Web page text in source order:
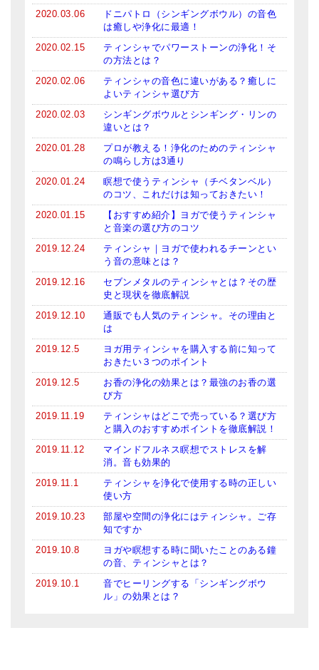
About Us
メールお便り登録
LINEお友だち登録
特商法の表記
2020.03.06
ドニパトロ（シンギングボウル）の音色
は癒しや浄化に最適！
2020.02.15
ティンシャでパワーストーンの浄化！そ
の方法とは？
2020.02.06
ティンシャの音色に違いがある？癒しに
よいティンシャ選び方
2020.02.03
シンギングボウルとシンギング・リンの
違いとは？
2020.01.28
プロが教える！浄化のためのティンシャ
の鳴らし方は3通り
2020.01.24
瞑想で使うティンシャ（チベタンベル）
のコツ、これだけは知っておきたい！
2020.01.15
【おすすめ紹介】ヨガで使うティンシャ
と音楽の選び方のコツ
2019.12.24
ティンシャ｜ヨガで使われるチーンとい
う音の意味とは？
2019.12.16
セブンメタルのティンシャとは？その歴
史と現状を徹底解説
2019.12.10
通販でも人気のティンシャ。その理由と
は
2019.12.5
ヨガ用ティンシャを購入する前に知って
おきたい３つのポイント
2019.12.5
お香の浄化の効果とは？最強のお香の選
び方
2019.11.19
ティンシャはどこで売っている？選び方
と購入のおすすめポイントを徹底解説！
2019.11.12
マインドフルネス瞑想でストレスを解
消。音も効果的
2019.11.1
ティンシャを浄化で使用する時の正しい
使い方
2019.10.23
部屋や空間の浄化にはティンシャ。ご存
知ですか
2019.10.8
ヨガや瞑想する時に聞いたことのある鐘
の音、ティンシャとは？
2019.10.1
音でヒーリングする「シンギングボウ
ル」の効果とは？